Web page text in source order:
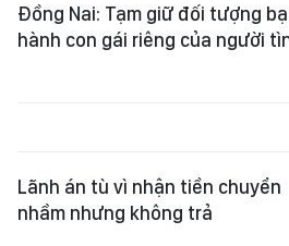
Đồng Nai: Tạm giữ đối tượng
hành con gái riêng của người
Lãnh án tù vì nhận tiền chuyển
nhầm nhưng không trả